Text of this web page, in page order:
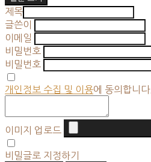
제목
글쓴이
이메일
비밀번호
비밀번호
개인정보 수집 및 이용에 동의합니다.
이미지 업로드
비밀글로 지정하기